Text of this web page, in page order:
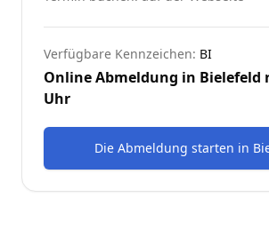
Verfügbare Kennzeichen: BI
Online Abmeldung in Bielefeld
Uhr
Die Abmeldung starten in